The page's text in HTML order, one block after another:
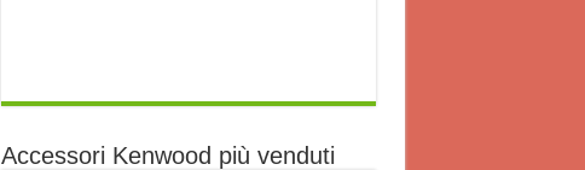
Accessori Kenwood più venduti